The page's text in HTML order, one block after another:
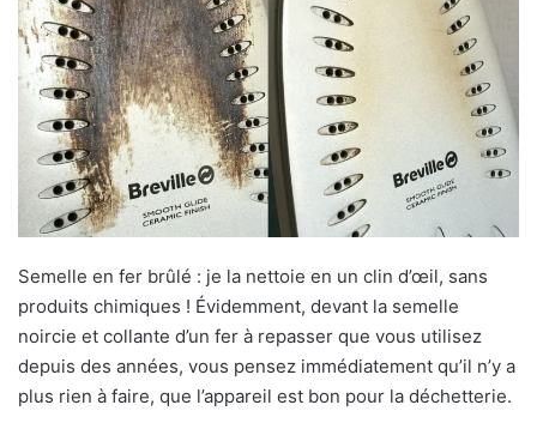
Semelle en fer brûlé : je la nettoie en un clin d’œil, sans
produits chimiques ! Évidemment, devant la semelle
noircie et collante d’un fer à repasser que vous utilisez
depuis des années, vous pensez immédiatement qu’il n’y a
plus rien à faire, que l’appareil est bon pour la déchetterie.